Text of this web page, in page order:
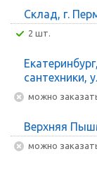
Склад, г.
2 шт.
сантехники,
Можно
Верхняя
Можно